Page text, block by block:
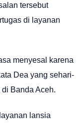
tersebut
di layanan
menyesal karena
Dea yang sehari-
Banda Aceh.
lansia